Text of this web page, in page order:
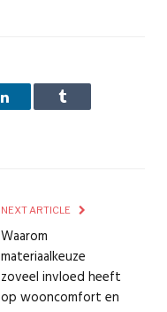
LinkedIn Tumblr
NEXT ARTICLE
Waarom
materiaalkeuze
zoveel invloed heeft
op wooncomfort en